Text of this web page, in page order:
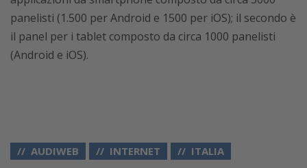
panelisti (1.500 per Android e 1500 per iOS); il secondo è
il panel per i tablet composto da circa 1000 panelisti
(Android e iOS).
AUDIWEB INTERNET ITALIA